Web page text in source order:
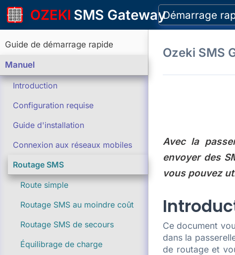
OZEKI SMS GatewayDémarrage
Guide de démarrage rapide
Manuel
Introduction
Configuration requise
Guide d'installation
Connexion aux réseaux mobiles
Routage SMS
Route simple
Routage SMS au moindre coût
Routage SMS de secours
Équilibrage de charge
Ozeki SMS
Avec la
envoyer des
vous pouvez
Ce document
dans la
de routage et